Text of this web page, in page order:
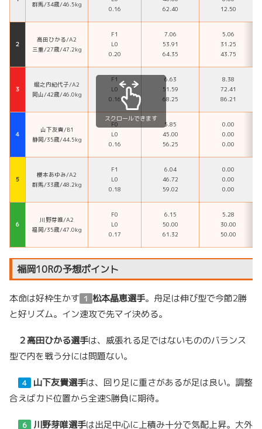
群馬/34歳/46.5kg
0.16
62.40
12.50
２
高田ひかる/A2
三重/27歳/47.2kg
F1
L0
0.20
7.06
53.91
64.35
5.06
31.25
43.75
３
堀之内紀代子/A2
岡山/42歳/46.0kg
F1
L0
0.16
6.63
51.59
68.25
8.38
72.41
86.21
４
山下友貴/B1
静岡/35歳/44.5kg
F0
L0
0.16
5.85
45.00
56.25
0.00
0.00
0.00
５
櫻本あゆみ/A2
群馬/33歳/48.2kg
F1
L0
0.18
6.04
46.72
59.02
0.00
0.00
0.00
６
川野芽唯/A2
福岡/35歳/47.0kg
F0
L0
0.17
6.15
50.00
61.32
5.28
30.00
50.00
スクロールできます
福岡10Rの予想ポイント
本命は好枠生かす １ 松本晶恵選手。舟足は伸び型で今節2勝
と好リズム。イン速攻で先マイ決める。
２高田ひかる選手は、威張れる足ではないもののバランス
型で内を戦う分には問題ない。
４ 山下友貴選手は、回り足に重さがあるが足は良い。調整
合えばカド位置から全速S勝負に期待。
６ 川野芽唯選手は出足中心に上積み十分で気配上昇。大外